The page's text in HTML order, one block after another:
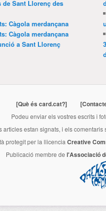
de Sant Llorenç des
Càgola merdançana
Càgola merdançana
a Sant Llorenç
[Què és card.cat?]
Podeu enviar els vostres escrits i
articles estan signats, i els
protegit per la llicencia Creative
Publicació membre de l'Associació